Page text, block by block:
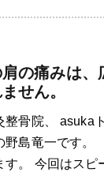
の痛みは、
せん。
骨院、 asuka
野島竜一です
す。 今回はスピ